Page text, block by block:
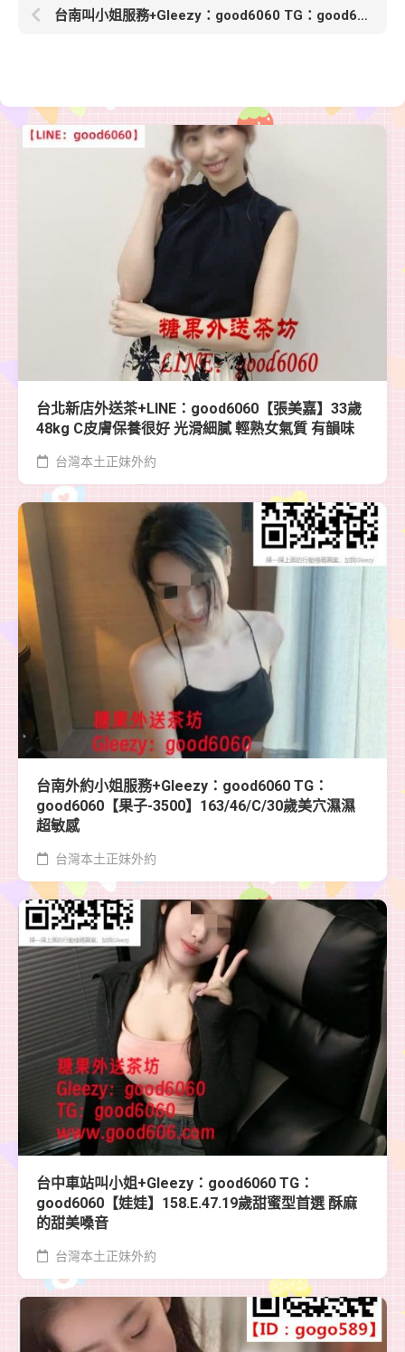
台南叫小姐服務+Gleezy：good6060 TG：good6060【浣怡】162 44Kg B 26歲
台北新店外送茶+LINE：good6060【張美嘉】33歲
48kg C皮膚保養很好 光滑細膩 輕熟女氣質 有韻味
台灣本土正妹外約
台南外約小姐服務+Gleezy：good6060 TG：
good6060【果子-3500】163/46/C/30歲美穴濕濕
超敏感
台灣本土正妹外約
台中車站叫小姐+Gleezy：good6060 TG：
good6060【娃娃】158.E.47.19歲甜蜜型首選 酥麻
的甜美嗓音
台灣本土正妹外約